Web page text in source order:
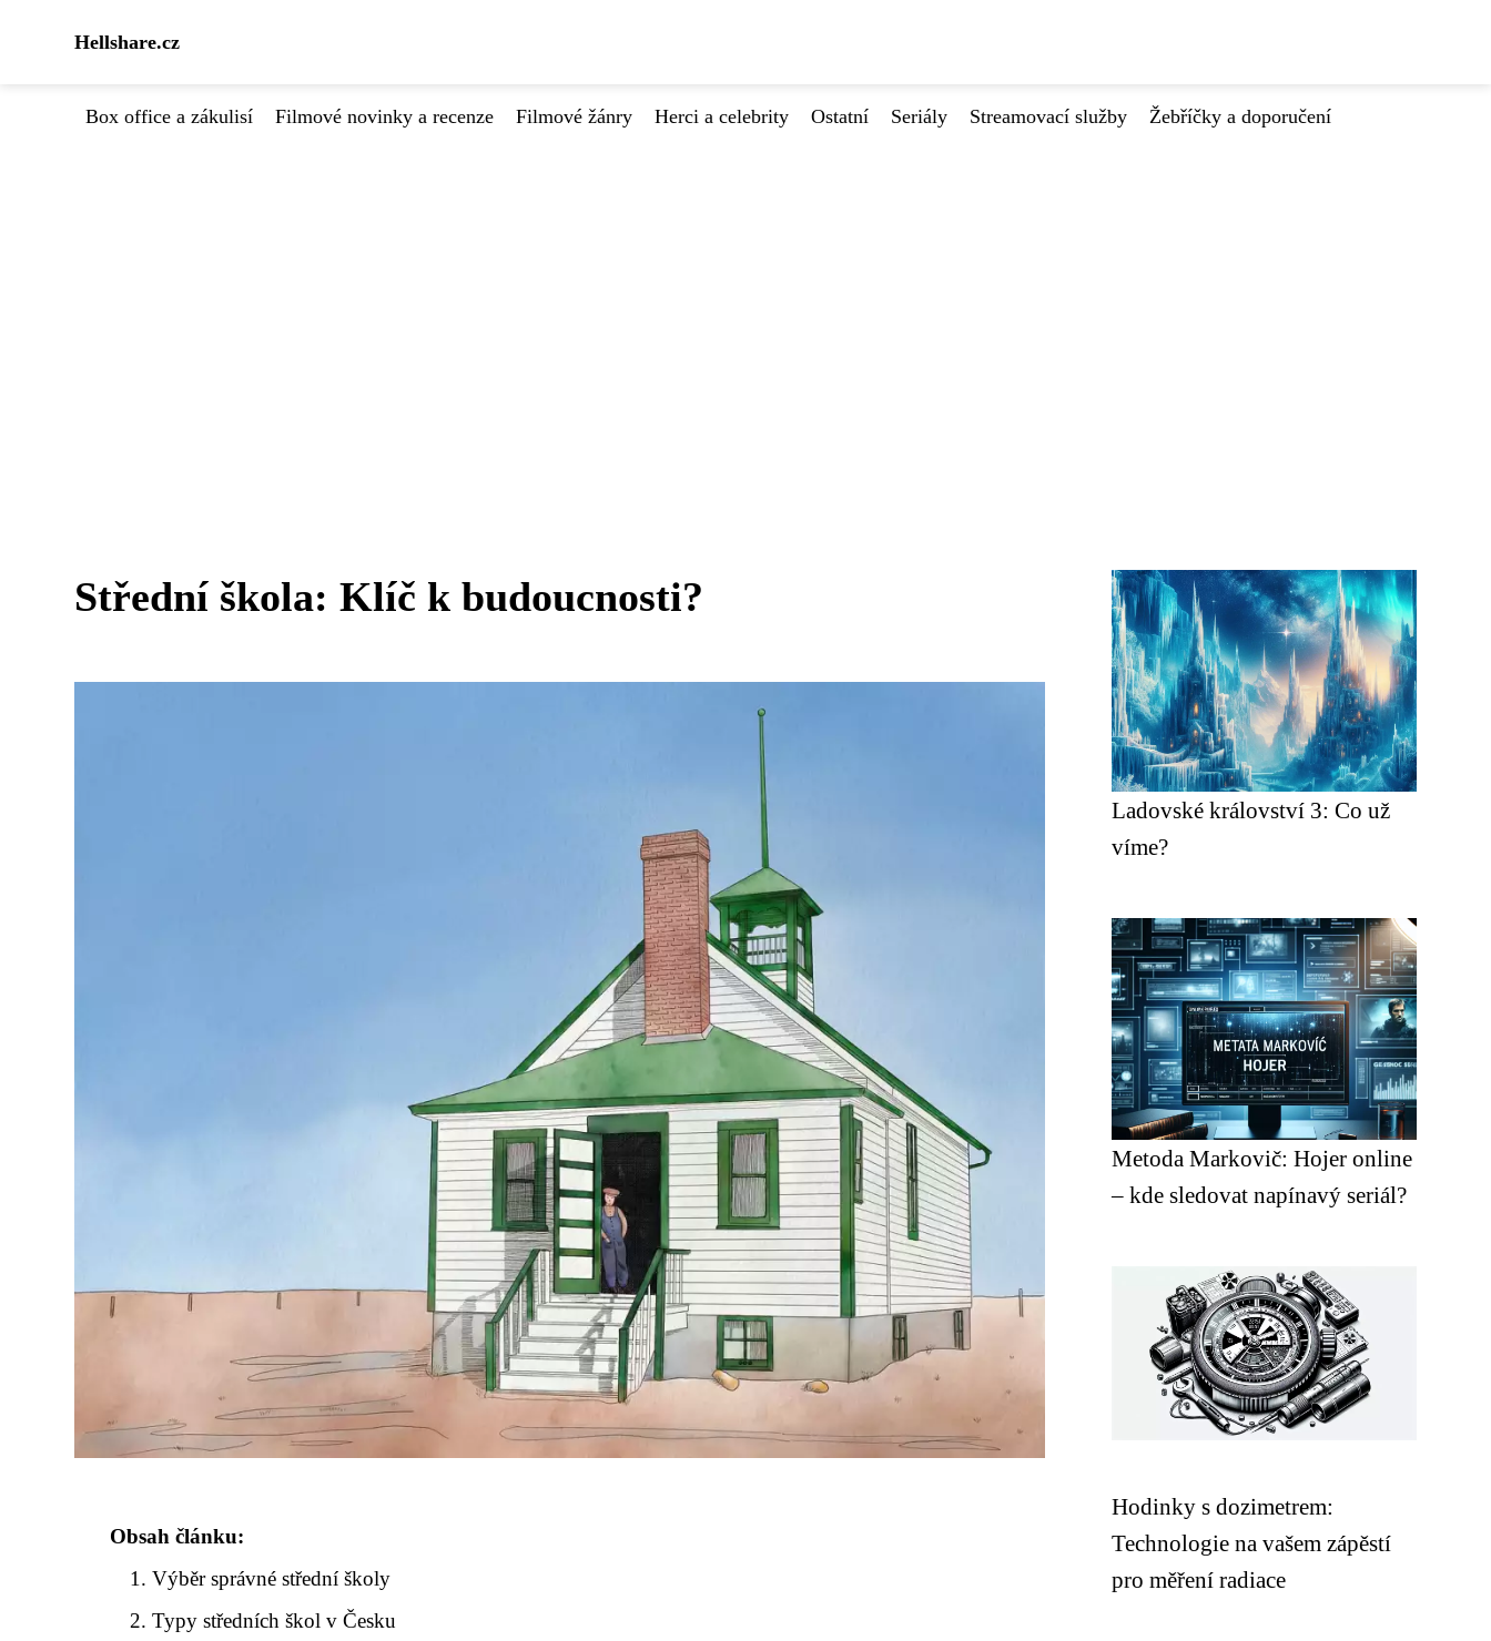
Hellshare.cz
Box office a zákulisí Filmové novinky a recenze Filmové žánry Herci a celebrity Ostatní Seriály Streamovací služby Žebříčky a doporučení
Střední škola: Klíč k budoucnosti?
Obsah článku:
Výběr správné střední školy
Typy středních škol v Česku
Ladovské království 3: Co už
víme?
Metoda Markovič: Hojer online
– kde sledovat napínavý seriál?
Hodinky s dozimetrem:
Technologie na vašem zápěstí
pro měření radiace